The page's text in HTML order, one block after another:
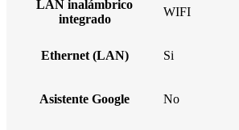
LAN inalámbrico
integrado
WIFI
Ethernet (LAN) Si
Asistente Google No